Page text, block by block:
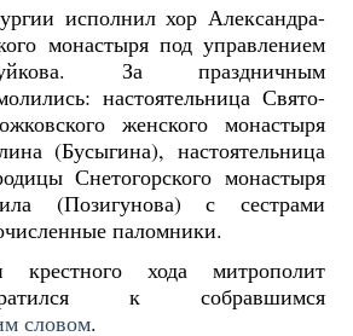
исполнил хор Александра-
монастыря под управлением
За праздничным
настоятельница Свято-
женского монастыря
(Бусыгина), настоятельница
Снетогорского монастыря
(Позигунова) с сестрами
паломники.
крестного хода митрополит
к собравшимся
словом.